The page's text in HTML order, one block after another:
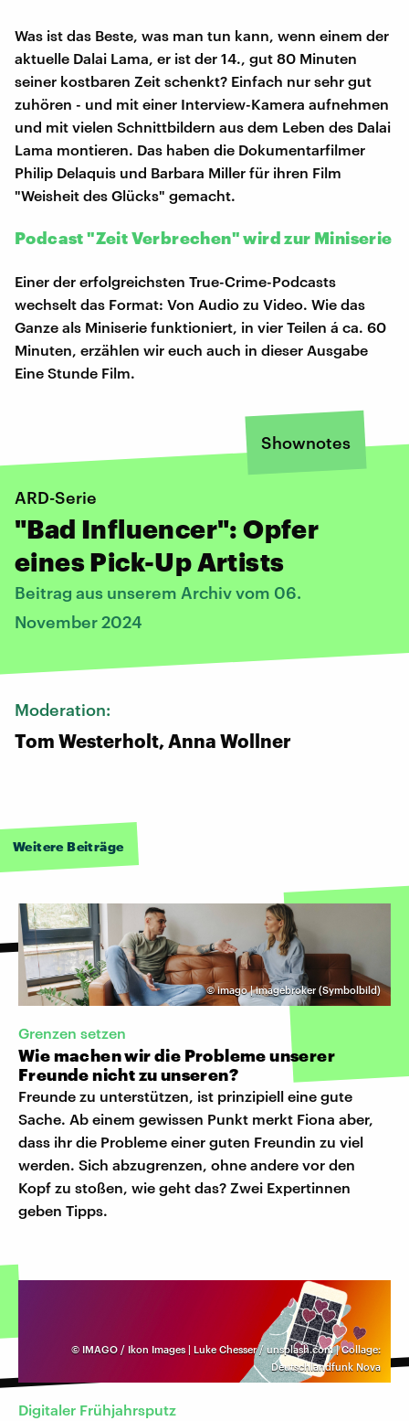
Was ist das Beste, was man tun kann, wenn einem der
aktuelle Dalai Lama, er ist der 14., gut 80 Minuten
seiner kostbaren Zeit schenkt? Einfach nur sehr gut
zuhören - und mit einer Interview-Kamera aufnehmen
und mit vielen Schnittbildern aus dem Leben des Dalai
Lama montieren. Das haben die Dokumentarfilmer
Philip Delaquis und Barbara Miller für ihren Film
"Weisheit des Glücks" gemacht.
Podcast "Zeit Verbrechen" wird zur Miniserie
Einer der erfolgreichsten True-Crime-Podcasts
wechselt das Format: Von Audio zu Video. Wie das
Ganze als Miniserie funktioniert, in vier Teilen á ca. 60
Minuten, erzählen wir euch auch in dieser Ausgabe
Eine Stunde Film.
Shownotes
ARD-Serie
"Bad Influencer": Opfer
eines Pick-Up Artists
Beitrag aus unserem Archiv vom 06.
November 2024
Moderation:
Tom Westerholt, Anna Wollner
Weitere Beiträge
©imago | imagebroker (Symbolbild)
Grenzen setzen
Wie machen wir die Probleme unserer
Freunde nicht zu unseren?
Freunde zu unterstützen, ist prinzipiell eine gute
Sache. Ab einem gewissen Punkt merkt Fiona aber,
dass ihr die Probleme einer guten Freundin zu viel
werden. Sich abzugrenzen, ohne andere vor den
Kopf zu stoßen, wie geht das? Zwei Expertinnen
geben Tipps.
© IMAGO / Ikon Images | Luke Chesser / unsplash.com | Collage:
Deutschlandfunk Nova
Digitaler Frühjahrsputz